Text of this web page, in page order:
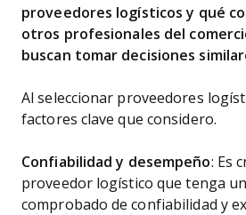
proveedores logísticos y qué
otros profesionales del
buscan tomar decisiones
Al seleccionar proveedores
factores clave que considero.
Confiabilidad y desempeño: Es
proveedor logístico que tenga
comprobado de confiabilidad y